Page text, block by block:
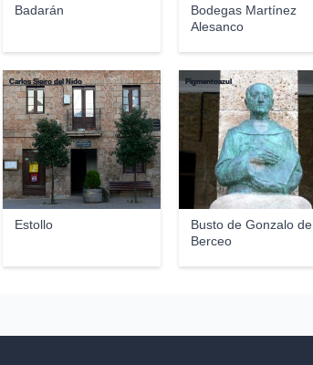
Badarán
Bodegas Martínez
Alesanco
Estollo
Carlos Sieiro del Nido
Busto de Gonzalo de
Berceo
Pigmentoazul